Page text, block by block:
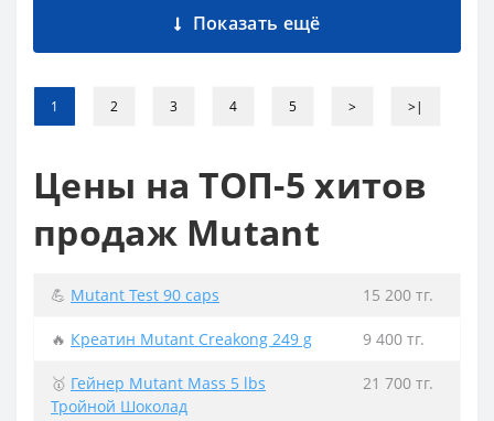
Показать ещё
1 2 3 4 5 > >|
Цены на ТОП-5 хитов
продаж Mutant
💪 Mutant Test 90 caps 15 200 тг.
🔥 Креатин Mutant Creakong 249 g 9 400 тг.
🥇 Гейнер Mutant Mass 5 lbs
Тройной Шоколад
21 700 тг.